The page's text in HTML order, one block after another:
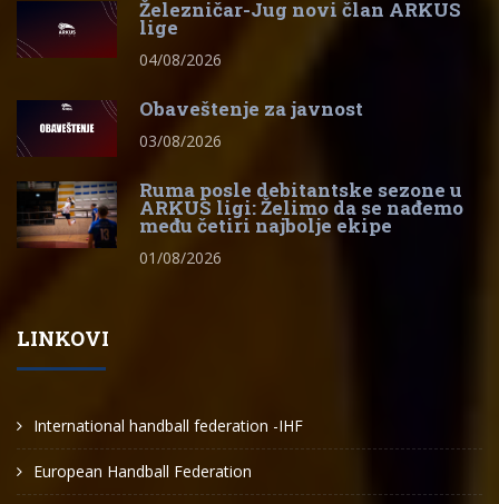
Železničar-Jug novi član ARKUS
lige
04/08/2026
Obaveštenje za javnost
03/08/2026
Ruma posle debitantske sezone u
ARKUS ligi: Želimo da se nađemo
među četiri najbolje ekipe
01/08/2026
LINKOVI
International handball federation -IHF
European Handball Federation